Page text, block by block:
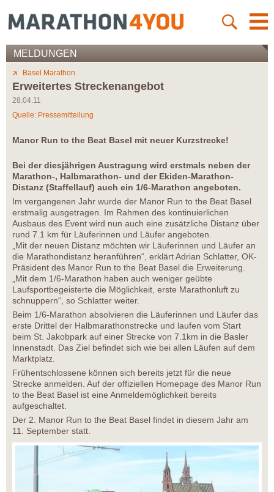
MELDUNGEN
Basel Marathon
Erweitertes Streckenangebot
28.04.11
Quelle: Pressemitteilung
Manor Run to the Beat Basel mit neuer Kurzstrecke!
Bei der diesjährigen Austragung wird erstmals neben der
Marathon-, Halbmarathon- und der Ekiden-Marathon-
Distanz (Staffellauf) auch ein 1/6-Marathon angeboten.
Im vergangenen Jahr wurde der Manor Run to the Beat Basel
erstmalig ausgetragen. Im Rahmen des kontinuierlichen
Ausbaus des Event wird nun auch eine zusätzliche Distanz über
rund 7.1 km für Läuferinnen und Läufer angeboten.
„Mit der neuen Distanz möchten wir Läuferinnen und Läufer an
die Marathondistanz heranführen“, erklärt Adrian Schlatter, OK-
Präsident des Manor Run to the Beat Basel die Erweiterung.
„Mit dem 1/6-Marathon haben auch weniger geübte
Laufsportbegeisterte die Möglichkeit, erste Marathonluft zu
schnuppern“, so Schlatter weiter.
Beim 1/6-Marathon absolvieren die Läuferinnen und Läufer das
erste Drittel der Halbmarathonstrecke und laufen vom Start
beim St. Jakobpark auf einer Strecke von 7.1km in die Basler
Innenstadt. Das Ziel befindet sich wie bei allen Läufen auf dem
Marktplatz.
Frühentschlossene können sich bereits jetzt für die neue
Strecke anmelden. Auf der offiziellen Homepage des Manor Run
to the Beat Basel ist eine Anmeldemöglichkeit bereits
aufgeschaltet.
Der 2. Manor Run to the Beat Basel findet in diesem Jahr am
11. September statt.